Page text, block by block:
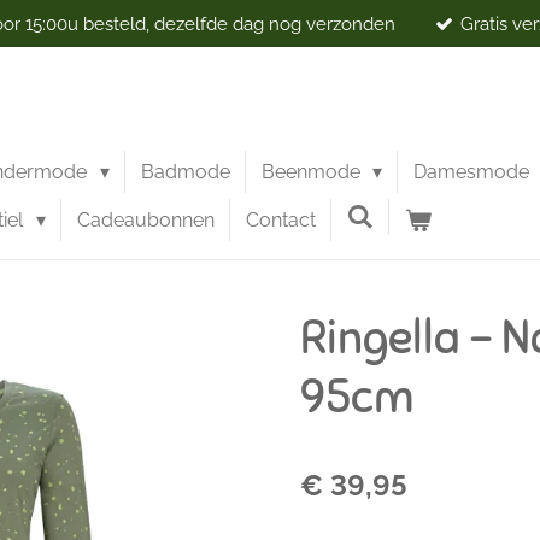
15:00u besteld, dezelfde dag nog verzonden Gratis
Badmode Beenmode Damesmode
Cadeaubonnen Contact
Ringella -
95cm
€ 39,95